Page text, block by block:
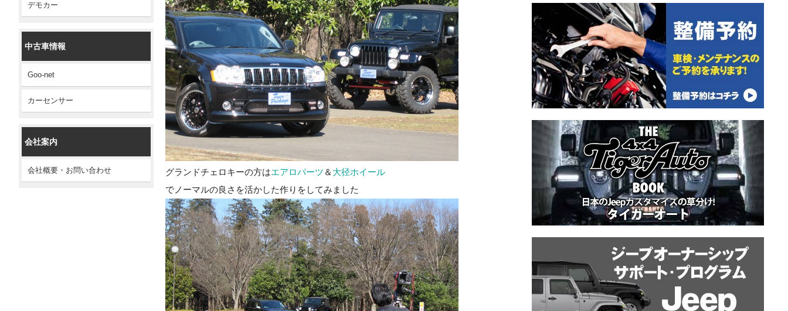
デモカー
中古車情報
Goo-net
カーセンサー
会社案内
会社概要・お問い合わせ グランドチェロキーの方はエアロパーツ ＆ 大径ホイール
でノーマルの良さを活かした作りをしてみました